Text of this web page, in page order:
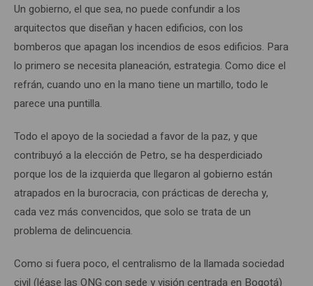
Un gobierno, el que sea, no puede confundir a los
arquitectos que diseñan y hacen edificios, con los
bomberos que apagan los incendios de esos edificios. Para
lo primero se necesita planeación, estrategia. Como dice el
refrán, cuando uno en la mano tiene un martillo, todo le
parece una puntilla.
Todo el apoyo de la sociedad a favor de la paz, y que
contribuyó a la elección de Petro, se ha desperdiciado
porque los de la izquierda que llegaron al gobierno están
atrapados en la burocracia, con prácticas de derecha y,
cada vez más convencidos, que solo se trata de un
problema de delincuencia.
Como si fuera poco, el centralismo de la llamada sociedad
civil (léase las ONG con sede y visión centrada en Bogotá)